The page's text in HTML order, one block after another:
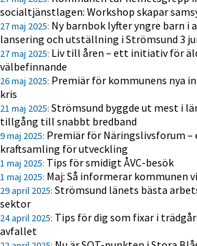
socialtjänstlagen: Workshop skapar
27 maj 2025: Ny barnbok lyfter yngre barn i
lansering och utställning i Strömsund 3
27 maj 2025: Liv till åren – ett initiativ för
välbefinnande
26 maj 2025: Premiär för kommunens nya
kris
21 maj 2025: Strömsund byggde ut mest i
tillgång till snabbt bredband
9 maj 2025: Premiär för Näringslivsforum –
kraftsamling för utveckling
1 maj 2025: Tips för smidigt ÅVC-besök
1 maj 2025: Maj: Så informerar kommunen
29 april 2025: Strömsund länets bästa
sektor
24 april 2025: Tips för dig som fixar i
avfallet